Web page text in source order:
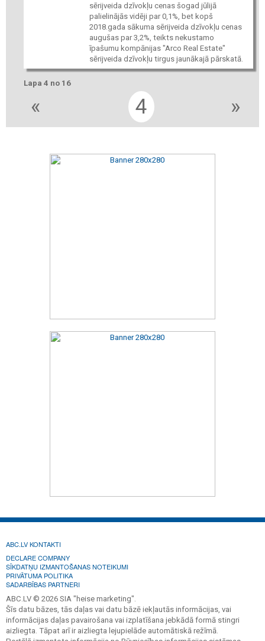
sērijveida dzīvokļu cenas šogad jūlijā
palielinājās vidēji par 0,1%, bet kopš
2018.gada sākuma sērijveida dzīvokļu cenas
augušas par 3,2%, teikts nekustamo
īpašumu kompānijas "Arco Real Estate"
sērijveida dzīvokļu tirgus jaunākajā pārskatā.
Lapa 4 no 16
« 4 »
ABC.LV KONTAKTI
DECLARE COMPANY
SĪKDATŅU IZMANTOŠANAS NOTEIKUMI
PRIVĀTUMA POLITIKA
SADARBĪBAS PARTNERI
ABC.LV © 2026 SIA "heise marketing".
Šīs datu bāzes, tās daļas vai datu bāzē iekļautās informācijas, vai
informācijas daļas pavairošana vai izplatīšana jebkādā formā stingri
aizliegta. Tāpat arī ir aizliegta lejupielāde automātiskā režīmā.